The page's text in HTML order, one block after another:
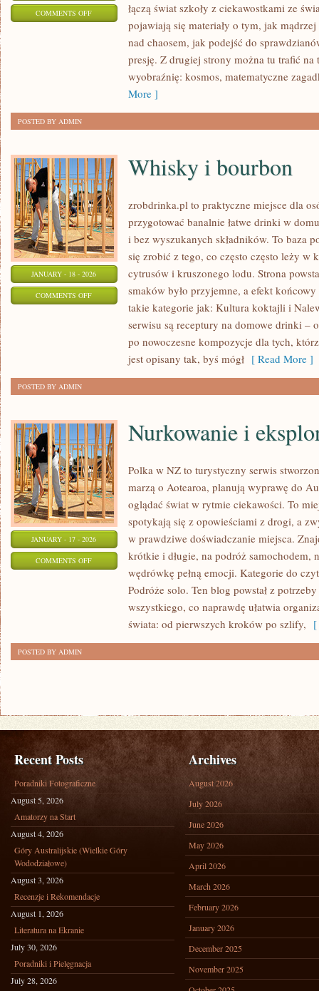
COMMENTS OFFON
CYBERNETYKA
SZTUCZNA
INTELIGENCJA
łączą świat szkoły z ciekawostkami ze
pojawiają się materiały o tym, jak
nad chaosem, jak podejść do
presję. Z drugiej strony można tu trafić na
wyobraźnię: kosmos, matematyczne
More ]
POSTED BY ADMIN
JANUARY - 18 - 2026
COMMENTS OFFON
Whisky i bourbon
zrobdrinka.pl to praktyczne miejsce dla
przygotować banalnie łatwe drinki w
i bez wyszukanych składników. To baza
się zrobić z tego, co często często leży w
cytrusów i kruszonego lodu. Strona
smaków było przyjemne, a efekt
takie kategorie jak: Kultura koktajli i
serwisu są receptury na domowe drinki –
po nowoczesne kompozycje dla tych,
jest opisany tak, byś mógł [ Read More ]
POSTED BY ADMIN
JANUARY - 17 - 2026
COMMENTS OFFON
NURKOWANIE
EKSPLORACJA
PODWODNA
Nurkowanie i
Polka w NZ to turystyczny serwis
marzą o Aotearoa, planują wyprawę do
oglądać świat w rytmie ciekawości. To
spotykają się z opowieściami z drogi, a
w prawdziwe doświadczanie miejsca.
krótkie i długie, na podróż samochodem,
wędrówkę pełną emocji. Kategorie do
Podróże solo. Ten blog powstał z
wszystkiego, co naprawdę ułatwia
świata: od pierwszych kroków po szlify, [
POSTED BY ADMIN
Recent Posts
Poradniki Fotograficzne
August 5, 2026
Amatorzy na Start
August 4, 2026
Góry Australijskie (Wielkie Góry
Wododziałowe)
August 3, 2026
Recenzje i Rekomendacje
August 1, 2026
Literatura na Ekranie
July 30, 2026
Poradniki i Pielęgnacja
July 28, 2026
Archives
August 2026
July 2026
June 2026
May 2026
April 2026
March 2026
February 2026
January 2026
December 2025
November 2025